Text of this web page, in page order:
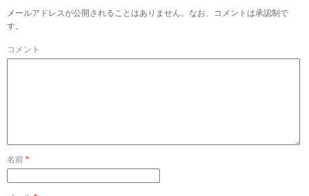
メールアドレスが公開されることはありません。なお、コメントは承認制で
す。
コメント
名前 *